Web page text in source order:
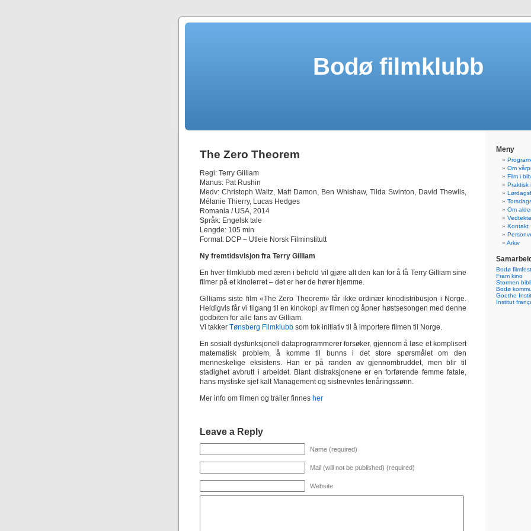
Bodø filmklubb
The Zero Theorem
Regi: Terry Gilliam
Manus: Pat Rushin
Medv: Christoph Waltz, Matt Damon, Ben Whishaw, Tilda Swinton, David Thewlis,
Mélanie Thierry, Lucas Hedges
Romania / USA, 2014
Språk: Engelsk tale
Lengde: 105 min
Format: DCP – Utleie Norsk Filminstitutt
Ny fremtidsvisjon fra Terry Gilliam
En hver filmklubb med æren i behold vil gjøre alt den kan for å få Terry Gilliam sine
filmer på et kinolerret – det er her de hører hjemme.
Gilliams siste film «The Zero Theorem» får ikke ordinær kinodistribusjon i Norge.
Heldigvis får vi tilgang til en kinokopi av filmen og åpner høstsesongen med denne
godbiten for alle fans av Gilliam.
Vi takker Tønsberg Filmklubb som tok initiativ til å importere filmen til Norge.
En sosialt dysfunksjonell dataprogrammerer forsøker, gjennom å løse et komplisert
matematisk problem, å komme til bunns i det store spørsmålet om den
menneskelige eksistens. Han er på randen av gjennombruddet, men blir til
stadighet avbrutt i arbeidet. Blant distraksjonene er en forførende femme fatale,
hans mystiske sjef kalt Management og sistnevntes tenåringssønn.
Mer info om filmen og trailer finnes her
Leave a Reply
Name (required)
Mail (will not be published) (required)
Website
Meny
Om
Film i
Praktisk
Om
Kontakt
Arkiv
Bodø
Fram kino
Stormen
Bodø
Goethe
Institut